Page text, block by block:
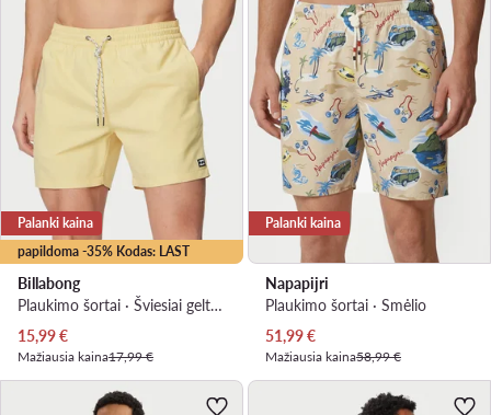
papildoma -35% Kodas: LAST
Palanki kaina
Billabong
Plaukimo šortai · Šviesiai geltona
Dabartinė kaina
15,99€
Mažiausia kaina17,99 €
Palanki kaina
Napapijri
Plaukimo šortai · Smėlio
Dabartinė kaina
51,99€
Mažiausia kaina58,99 €